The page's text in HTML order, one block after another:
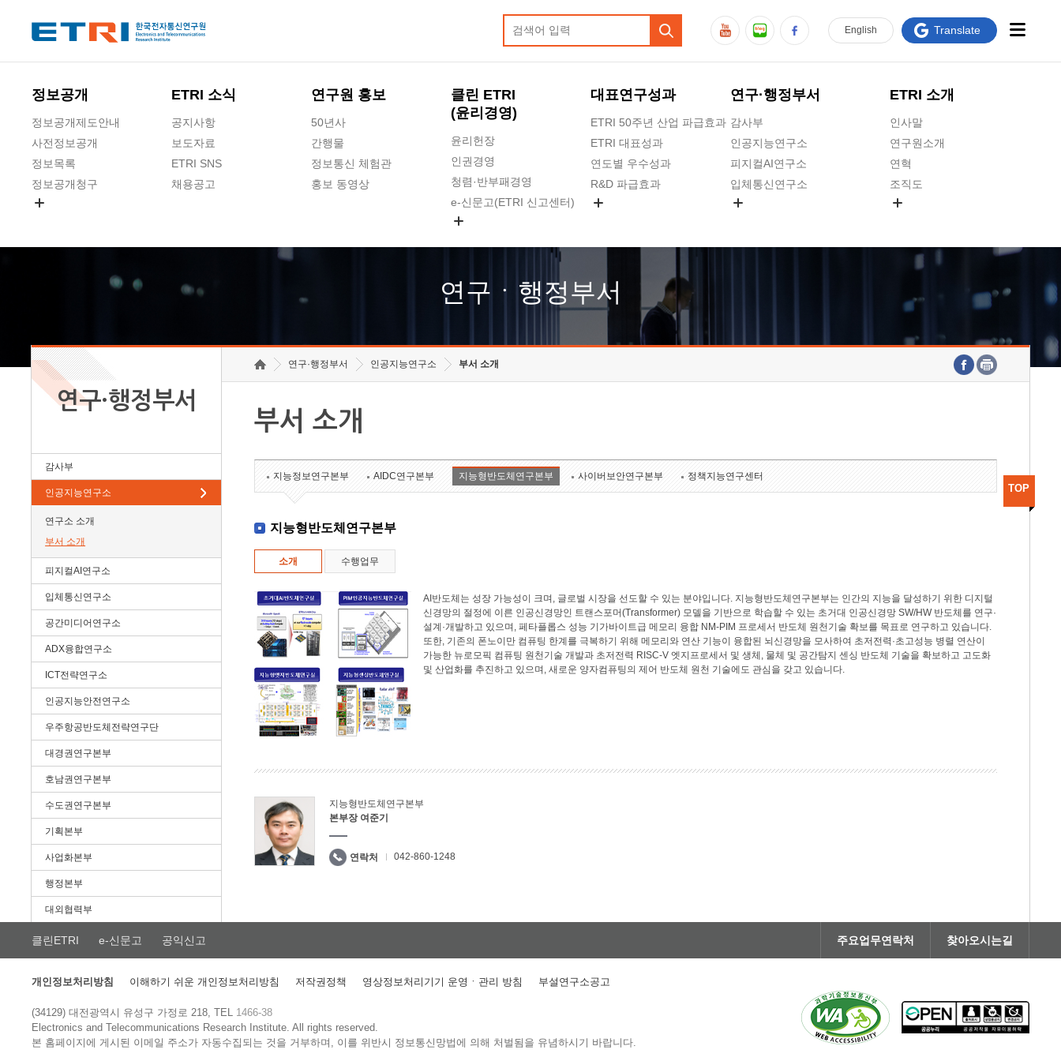
정보공개
정보공개제도안내
사전정보공개
정보목록
정보공개청구
ETRI 소식
공지사항
보도자료
ETRI SNS
채용공고
연구원 홍보
50년사
간행물
정보통신 체험관
홍보 동영상
클린 ETRI
(윤리경영)
윤리헌장
인권경영
청렴·반부패경영
e-신문고(ETRI 신고센터)
고객의소리
수의계약 현황
대표연구성과
ETRI 50주년 산업 파급효과
ETRI 대표성과
연도별 우수성과
R&D 파급효과
연구·행정부서
감사부
인공지능연구소
피지컬AI연구소
입체통신연구소
호남권연구본부
기획본부
ETRI 소개
인사말
연구원소개
연혁
조직도
연구원 고객헌장
주요업무연락처
English Translate
연구ㆍ행정부서
연구·행정부서
감사부
인공지능연구소
연구소 소개
부서 소개
피지컬AI연구소
입체통신연구소
공간미디어연구소
ADX융합연구소
ICT전략연구소
인공지능안전연구소
우주항공반도체전략연구단
대경권연구본부
호남권연구본부
수도권연구본부
기획본부
사업화본부
행정본부
대외협력부
연구·행정부서 인공지능연구소 부서 소개
부서 소개
지능정보연구본부 AIDC연구본부 지능형반도체연구본부 사이버보안연구본부 정책지능연구센터
지능형반도체연구본부
소개 수행업무
AI반도체는 성장 가능성이 크며, 글로벌 시장을 선도할 수 있는 분야입니다. 지능형반도체연구본부는 인간의 지능을 달성하기 위한 디지털
신경망의 절정에 이른 인공신경망인 트랜스포머(Transformer) 모델을 기반으로 학습할 수 있는 초거대 인공신경망 SW/HW 반도체를 연구·
설계·개발하고 있으며, 페타플롭스 성능 기가바이트급 메모리 융합 NM-PIM 프로세서 반도체 원천기술 확보를 목표로 연구하고 있습니다.
또한, 기존의 폰노이만 컴퓨팅 한계를 극복하기 위해 메모리와 연산 기능이 융합된 뇌신경망을 모사하여 초저전력·초고성능 병렬 연산이
가능한 뉴로모픽 컴퓨팅 원천기술 개발과 초저전력 RISC-V 엣지프로세서 및 생체, 물체 및 공간탐지 센싱 반도체 기술을 확보하고 고도화
및 산업화를 추진하고 있으며, 새로운 양자컴퓨팅의 제어 반도체 원천 기술에도 관심을 갖고 있습니다.
지능형반도체연구본부
본부장 여준기
연락처 042-860-1248
TOP
클린ETRI e-신문고 공익신고 주요업무연락처 찾아오시는길
개인정보처리방침 이해하기 쉬운 개인정보처리방침 저작권정책 영상정보처리기기 운영ㆍ관리 방침 부설연구소공고
(34129) 대전광역시 유성구 가정로 218, TEL 1466-38
Electronics and Telecommunications Research Institute.All rights reserved.
본 홈페이지에 게시된 이메일 주소가 자동수집되는 것을 거부하며, 이를 위반시 정보통신망법에 의해 처벌됨을 유념하시기 바랍니다.